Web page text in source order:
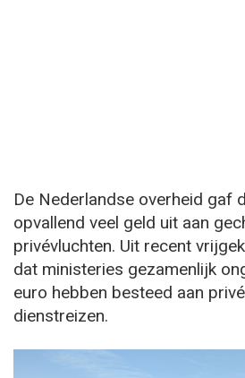
De Nederlandse overheid gaf
opvallend veel geld uit aan
privévluchten. Uit recent
dat ministeries gezamenlijk
euro hebben besteed aan
dienstreizen.